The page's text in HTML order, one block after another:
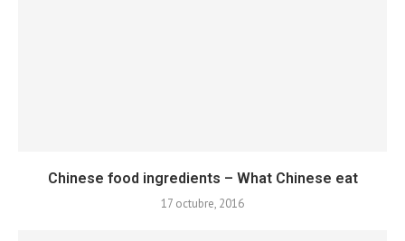
Chinese food ingredients – What Chinese eat
17 octubre, 2016